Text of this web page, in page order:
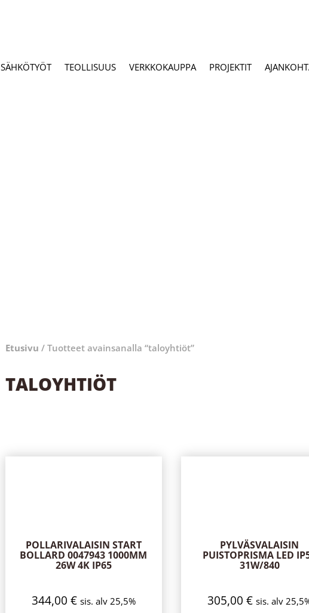
SÄHKÖTYÖT TEOLLISUUS VERKKOKAUPPA PROJEKTIT
Etusivu / Tuotteet avainsanalla “taloyhtiöt”
TALOYHTIÖT
POLLARIVALAISIN START
BOLLARD 0047943 1000MM
26W 4K IP65
344,00 € sis. alv 25,5%
PYLVÄSVALAISIN
PUISTOPRISMA LED
31W/840
305,00€ sis. alv